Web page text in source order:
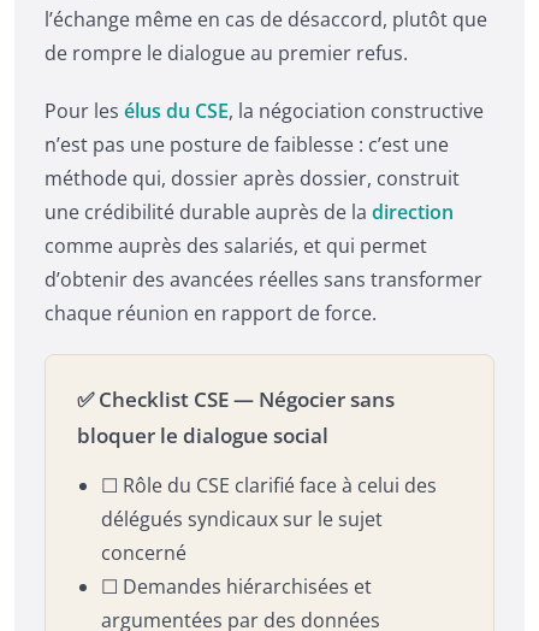
l’échange même en cas de désaccord, plutôt que
de rompre le dialogue au premier refus.
Pour les élus du CSE, la négociation constructive
n’est pas une posture de faiblesse : c’est une
méthode qui, dossier après dossier, construit
une crédibilité durable auprès de la direction
comme auprès des salariés, et qui permet
d’obtenir des avancées réelles sans transformer
chaque réunion en rapport de force.
✅ Checklist CSE — Négocier sans
bloquer le dialogue social
☐ Rôle du CSE clarifié face à celui des
délégués syndicaux sur le sujet
concerné
☐ Demandes hiérarchisées et
argumentées par des données